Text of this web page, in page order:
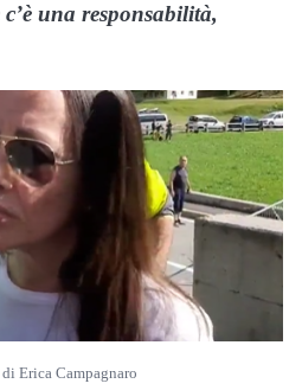
una responsabilità,
Erica Campagnaro